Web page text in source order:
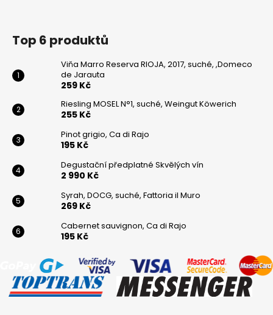
Top 6 produktů
Viňa Marro Reserva RIOJA, 2017, suché, ,Domeco
de Jarauta
259 Kč
Riesling MOSEL N°1, suché, Weingut Köwerich
255 Kč
Pinot grigio, Ca di Rajo
195 Kč
Degustační předplatné Skvělých vín
2 990 Kč
Syrah, DOCG, suché, Fattoria il Muro
269 Kč
Cabernet sauvignon, Ca di Rajo
195 Kč